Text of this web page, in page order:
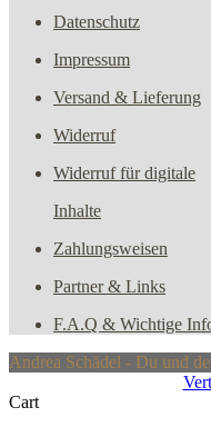
Datenschutz
Impressum
Versand & Lieferung
Widerruf
Widerruf für digitale
Inhalte
Zahlungsweisen
Partner & Links
F.A.Q & Wichtige
Andrea Schädel - Du und
Cart